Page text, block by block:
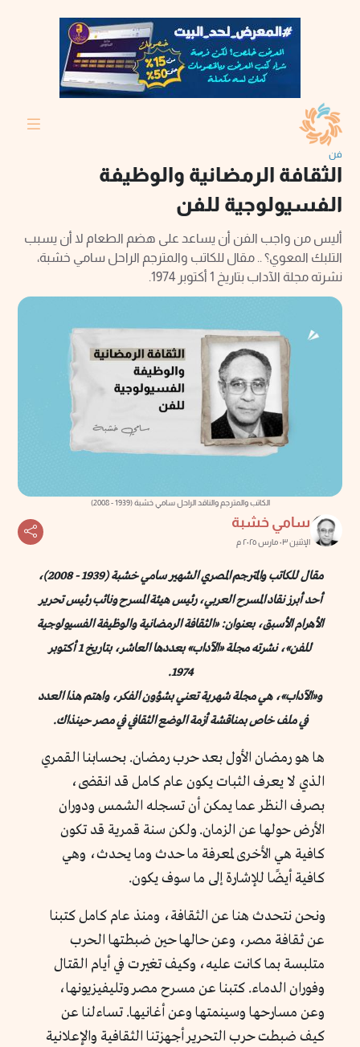
فن
الثقافة الرمضانية والوظيفة
الفسيولوجية للفن
أليس من واجب الفن أن يساعد على هضم الطعام لا أن يسبب
التلبك المعوي؟ .. مقال للكاتب والمترجم الراحل سامي خشبة،
نشرته مجلة الآداب بتاريخ 1 أكتوبر 1974.
الكاتب والمترجم والناقد الراحل سامي خشبة (1939 - 2008)
سامي خشبة
الإثنين ٠٣ مارس ٢٠٢٥ م
مقال للكاتب والمترجم المصري الشهير سامي خشبة (1939 - 2008)،
أحد أبرز نقاد المسرح العربي، رئيس هيئة المسرح ونائب رئيس تحرير
الأهرام الأسبق، بعنوان: «الثقافة الرمضانية والوظيفة الفسيولوجية
للفن»، نشرته مجلة «الآداب» بعددها العاشر، بتاريخ 1 أكتوبر
1974.
و«الآداب»، هي مجلة شهرية تعني بشؤون الفكر، واهتم هذا العدد
في ملف خاص بمناقشة أزمة الوضع الثقافي في مصر حينذاك.
ها هو رمضان الأول بعد حرب رمضان. بحسابنا القمري
الذي لا يعرف الثبات يكون عام كامل قد انقضى،
بصرف النظر عما يمكن أن تسجله الشمس ودوران
الأرض حولها عن الزمان. ولكن سنة قمرية قد تكون
كافية هي الأخرى لمعرفة ما حدث وما يحدث، وهي
كافية أيضًا للإشارة إلى ما سوف يكون.
ونحن نتحدث هنا عن الثقافة، ومنذ عام كامل كتبنا
عن ثقافة مصر، وعن حالها حين ضبطتها الحرب
متلبسة بما كانت عليه، وكيف تغيرت في أيام القتال
وفوران الدماء. كتبنا عن مسرح مصر وتليفيزيونها،
وعن مسارحها وسينمتها وعن أغانيها. تساءلنا عن
كيف ضبطت حرب التحرير أجهزتنا الثقافية والإعلانية